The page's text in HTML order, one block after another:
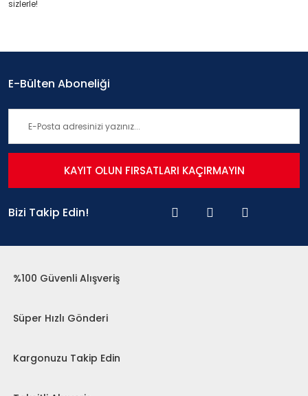
sizlerle!
E-Bülten Aboneliği
KAYIT OLUN FIRSATLARI KAÇIRMAYIN
Bizi Takip Edin!
%100 Güvenli Alışveriş
Süper Hızlı Gönderi
Kargonuzu Takip Edin